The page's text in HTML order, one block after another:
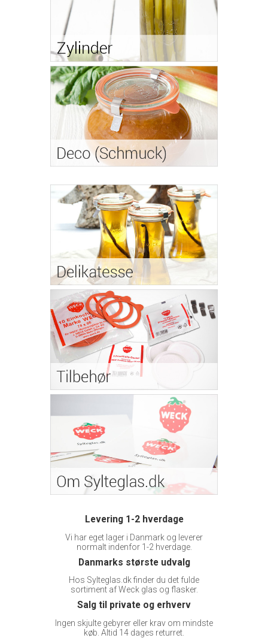
Levering 1-2 hverdage
Vi har eget lager i Danmark og leverer
normalt indenfor 1-2 hverdage.
Danmarks største udvalg
Hos Sylteglas.dk finder du det fulde
sortiment af Weck glas og flasker.
Salg til private og erhverv
Ingen skjulte gebyrer eller krav om mindste
køb. Altid 14 dages returret.